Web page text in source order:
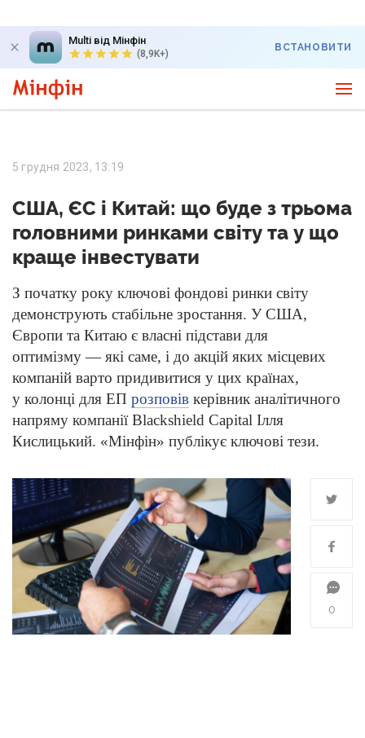
Multi від Мінфін
(8,9K+)
ВСТАНОВИТИ
5 грудня 2023, 13:19
США, ЄС і Китай: що буде з трьома
головними ринками світу та у що
краще інвестувати
З початку року ключові фондові ринки світу
демонструють стабільне зростання. У США,
Європи та Китаю є власні підстави для
оптимізму — які саме, і до акцій яких місцевих
компаній варто придивитися у цих країнах,
у колонці для ЕП розповів керівник аналітичного
напряму компанії Blackshield Capital Ілля
Кислицький. «Мінфін» публікує ключові тези.
0